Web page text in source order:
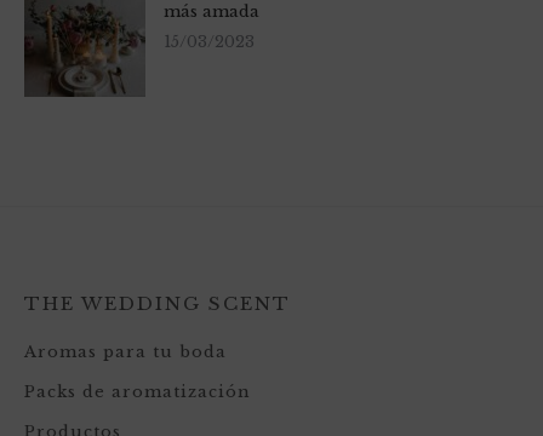
más amada
15/03/2023
THE WEDDING SCENT
Aromas para tu boda
Packs de aromatización